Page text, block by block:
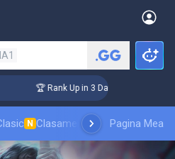
🏆 Rank Up in 3 Days! Challenger
N Clasament skinuriClasamente
Pagina Mea